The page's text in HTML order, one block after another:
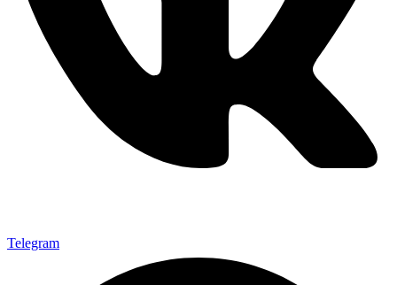
Telegram